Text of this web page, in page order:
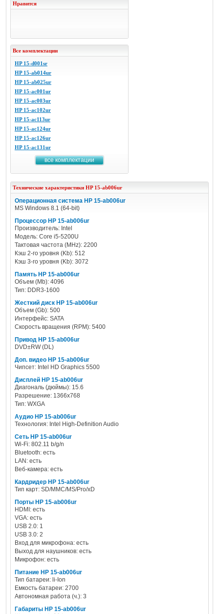
Нравится
Все комплектации
HP 15-d001sr
HP 15-ab014ur
HP 15-ab025ur
HP 15-ac001ur
HP 15-ac003ur
HP 15-ac102ur
HP 15-ac113ur
HP 15-ac124ur
HP 15-ac126ur
HP 15-ac131ur
все комплектации
Технические характеристики HP 15-ab006ur
Операционная система HP 15-ab006ur
MS Windows 8.1 (64-bit)
Процессор HP 15-ab006ur
Производитель: Intel
Модель: Core i5-5200U
Тактовая частота (MHz): 2200
Кэш 2-го уровня (Kb): 512
Кэш 3-го уровня (Kb): 3072
Память HP 15-ab006ur
Объем (Mb): 4096
Тип: DDR3-1600
Жесткий диск HP 15-ab006ur
Объем (Gb): 500
Интерфейс: SATA
Скорость вращения (RPM): 5400
Привод HP 15-ab006ur
DVD±RW (DL)
Доп. видео HP 15-ab006ur
Чипсет: Intel HD Graphics 5500
Дисплей HP 15-ab006ur
Диагональ (дюймы): 15.6
Разрешение: 1366x768
Тип: WXGA
Аудио HP 15-ab006ur
Технология: Intel High-Definition Audio
Сеть HP 15-ab006ur
Wi-Fi: 802.11 b/g/n
Bluetooth: есть
LAN: есть
Веб-камера: есть
Кардридер HP 15-ab006ur
Тип карт: SD/MMC/MS/Pro/xD
Порты HP 15-ab006ur
HDMI: есть
VGA: есть
USB 2.0: 1
USB 3.0: 2
Вход для микрофона: есть
Выход для наушников: есть
Микрофон: есть
Питание HP 15-ab006ur
Тип батареи: li-Ion
Емкость батареи: 2700
Автономная работа (ч.): 3
Габариты HP 15-ab006ur